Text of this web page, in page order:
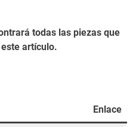
todas las piezas que
artículo.
Enlace